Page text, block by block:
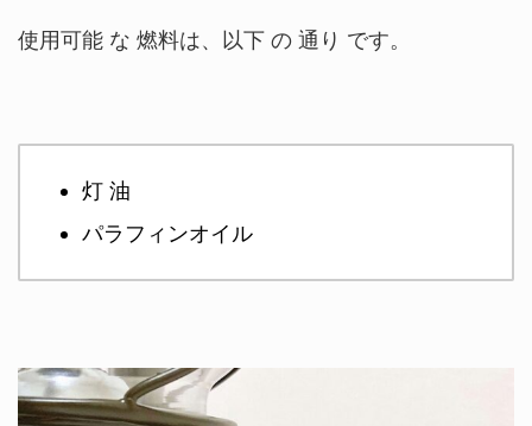
使用可能 な 燃料は、以下 の 通り です。
灯 油
パラフィンオイル